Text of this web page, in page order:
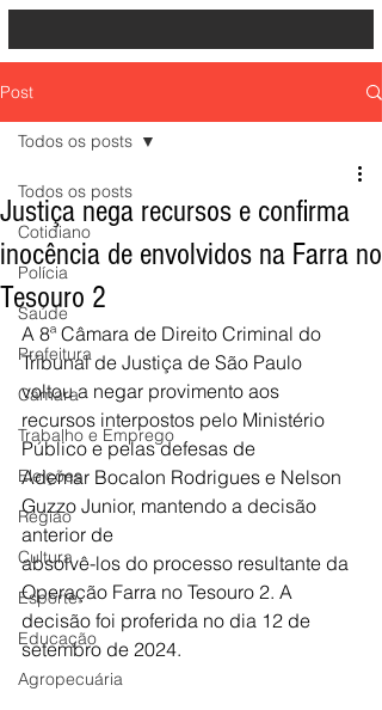
Post
Todos os posts
Cotidiano
Polícia
Saúde
Prefeitura
Câmara
Trabalho e Emprego
Eleições
Região
Cultura
Esporte
Educação
Agropecuária
Todos os posts
Justiça nega recursos e confirma
inocência de envolvidos na Farra no
Tesouro 2
A 8ª Câmara de Direito Criminal do
Tribunal de Justiça de São Paulo
voltou a negar provimento aos
recursos interpostos pelo Ministério
Público e pelas defesas de
Ademar Bocalon Rodrigues e Nelson
Guzzo Junior, mantendo a decisão
anterior de
absolvê-los do processo resultante da
Operação Farra no Tesouro 2. A
decisão foi proferida no dia 12 de
setembro de 2024.